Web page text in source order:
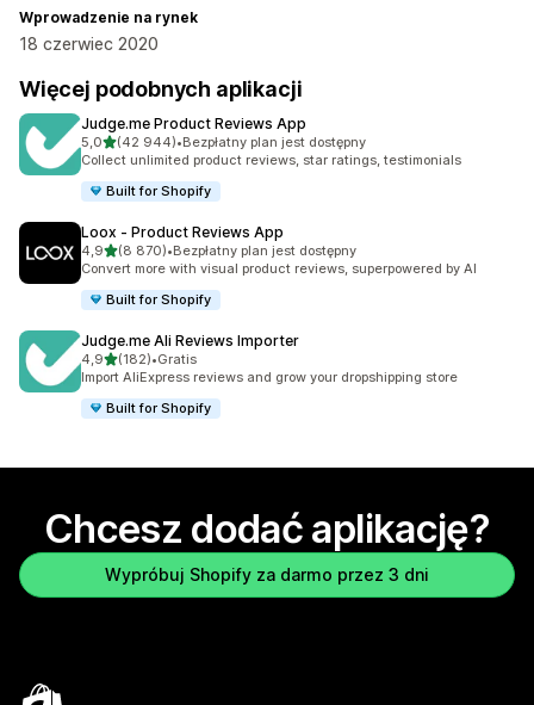
Wprowadzenie na rynek
18 czerwiec 2020
Więcej podobnych aplikacji
Judge.me Product Reviews App
5,0na 5 gwiazdek
(42 944)
Łączna liczba recenzji: 42944
•Bezpłatny plan jest dostępny
Collect unlimited product reviews, star ratings, testimonials
Built for Shopify
Loox ‑ Product Reviews App
4,9na 5 gwiazdek
(8 870)
Łączna liczba recenzji: 8870
•Bezpłatny plan jest dostępny
Convert more with visual product reviews, superpowered by AI
Built for Shopify
Judge.me Ali Reviews Importer
4,9na 5 gwiazdek
(182)
Łączna liczba recenzji: 182
•Gratis
Import AliExpress reviews and grow your dropshipping store
Built for Shopify
Chcesz dodać aplikację?
Wypróbuj Shopify za darmo przez 3 dni